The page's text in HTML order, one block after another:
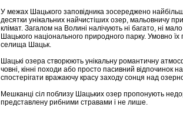
У межах Шацького заповідника зосереджено
десятки унікальних найчистіших озер, мальовничу
клімат. Загалом на Волині налічують ні багато, ні
Шацького національного природного парку. Умовно
селища Шацьк.
Шацькі озера створюють унікальну романтичну
човні, кінні походи або просто пасивний
спостерігати вражаючу красу заходу сонця над
Мешканці сіл поблизу Шацьких озер пропонують
представлену рибними стравами і не лише.